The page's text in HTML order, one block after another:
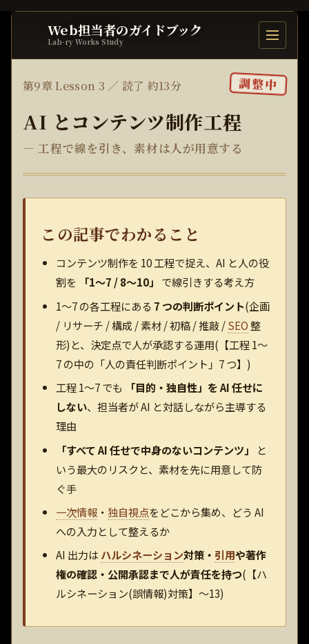
Web担当者のガイドブック
Lab-ry Works Study 目次を開
調整中
第9章 Lesson 3 ／ 読了 約13分
AI とコンテンツ制作工程
— 工程で線を引き、素材は人が用意する
この記事でわかること
コンテンツ制作を 10 工程で捉え、AI と人の役
割を
「1〜7 / 8〜10」 で線引きする考え方
1〜7 の各工程にある 7 つの判断ポイント(企画
/ リサーチ / 構成 / 素材 / 初稿 / 推敲 /SEO整
形)と、決定点で人が承認する運用(【工程 1〜
7 の中の「人の責任判断ポイント」7 つ】)
工程 1〜7 でも
「目的・独自性」を AI 任せに
しない、担当者が AI と対話しながら主導する
理由
「すべて AI 任せで中身のないコンテンツ」
と
いう最大のリスクと、素材を先に用意して防
ぐ手
一次情報・ 独自視点をどこから集め、どう AI
への入力として整えるか
AI 出力は ハルシネーション対策・ 引用や著作
権の確認・公開承認まで人が責任を持つ(【ハ
ルシネーション(誤情報)対策】〜13)